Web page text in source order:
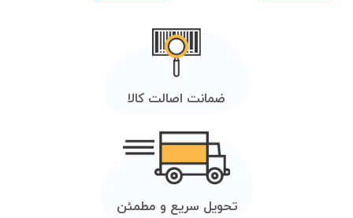
ضمانت اصالت کالا
تحویل سریع و مطمئن